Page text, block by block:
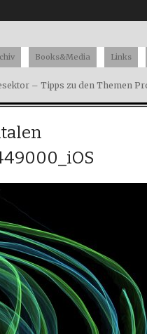
– Tipps zu den Themen
Books&Media Links